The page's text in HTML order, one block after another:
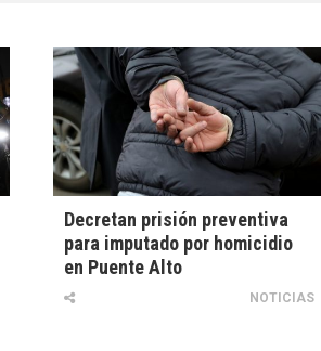
Decretan prisión preventiva
para imputado por homicidio
en Puente Alto
NOTICIAS